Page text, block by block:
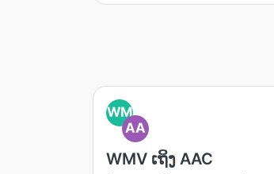
WM
AA
WMV ເຖິງ AAC